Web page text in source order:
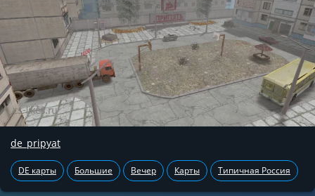
de_pripyat
DE карты Большие Вечер Карты Типичная Россия